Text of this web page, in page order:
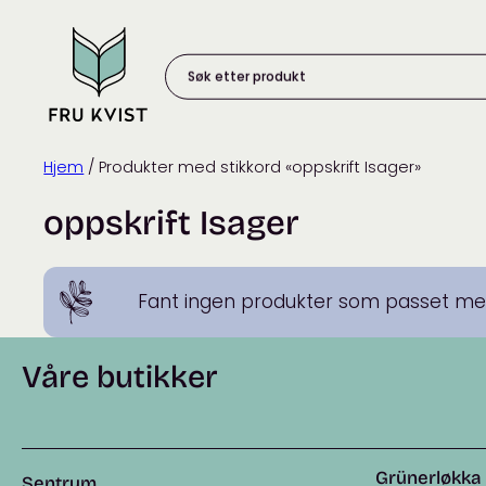
content
etter
produkt:
Hjem / Produkter med stikkord «oppskrift Isager»
oppskrift Isager
Fant ingen produkter som passet
Våre butikker
Grünerløkka